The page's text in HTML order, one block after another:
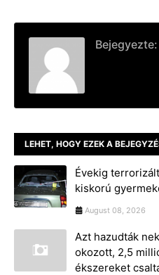
Bejegyezte:
LEHET, HOGY EZEK A
Évekig
kiskorú
August 08, 2026
Azt hazudták
okozott, 2,5
ékszereket